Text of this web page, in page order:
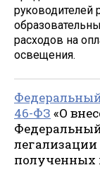
руководителей
расходов на
освещения.
46-ФЗ «О
полученных